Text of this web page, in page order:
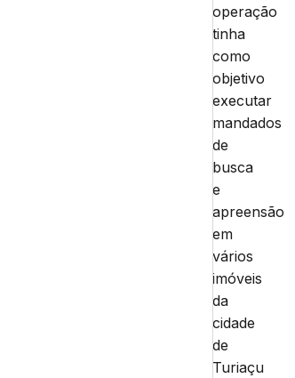
operação
tinha
como
objetivo
executar
mandados
de
busca
e
apreensão
em
vários
imóveis
da
cidade
de
Turiaçu